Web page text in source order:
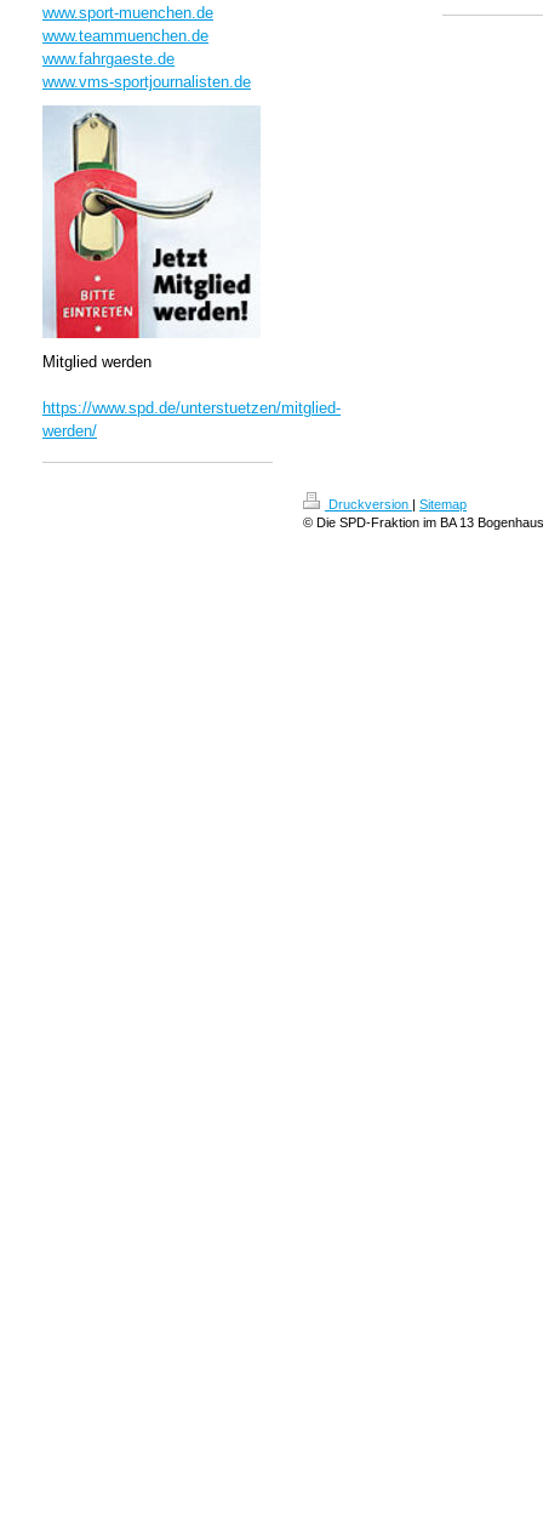
www.sport-muenchen.de
www.teammuenchen.de
www.fahrgaeste.de
www.vms-sportjournalisten.de
Mitglied werden
https://www.spd.de/unterstuetzen/mitglied-
werden/
Druckversion | Sitemap
© Die SPD-Fraktion im BA 13